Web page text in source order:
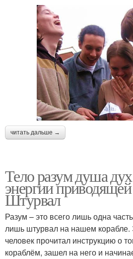
читать дальше →
Тело разум душа
энергии
Штурвал
Разум – это всего лишь одна
лишь штурвал на нашем корабле.
человек прочитал инструкцию о
кораблём, зашел на него и